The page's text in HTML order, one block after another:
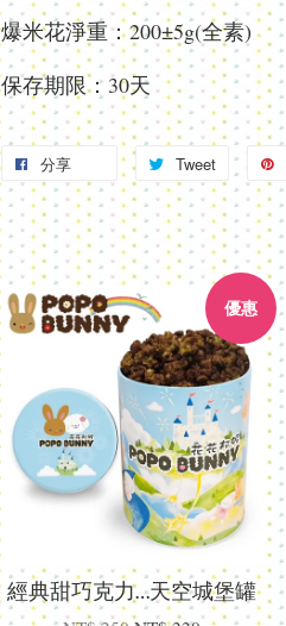
爆米花淨重：200±5g(全素)
保存期限：30天
分享 Tweet
優惠
經典甜巧克力…天空城堡罐